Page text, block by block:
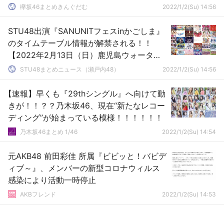
欅坂46まとめきんぐだむ 2022/1/2(Su) 14:56
STU48出演『SANUNITフェスinかごしま』
のタイムテーブル情報が解禁される！！
【2022年2月13日（日）鹿児島ウォーター
フロントパーク】
STU48まとめニュース（瀬戸内48） 2022/1/2(Su) 14:56
【速報】早くも『29thシングル』へ向けて動
きが！！？？乃木坂46、現在“新たなレコー
ディング”が始まっている模様！！！！！！
乃木坂46まとめ 1/46 2022/1/2(Su) 14:54
元AKB48 前田彩佳 所属『ビビッと！バビデ
ィブ～』、メンバーの新型コロナウィルス
感染により活動一時停止
AKBフレンド 2022/1/2(Su) 14:53